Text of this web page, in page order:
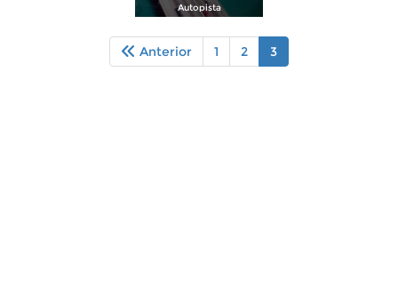
Autopista
Anterior 1 2 3